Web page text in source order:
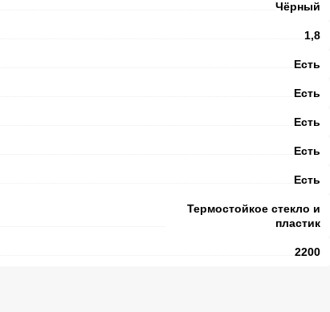
Чёрный
1,8
Есть
Есть
Есть
Есть
Есть
Термостойкое стекло и
пластик
2200